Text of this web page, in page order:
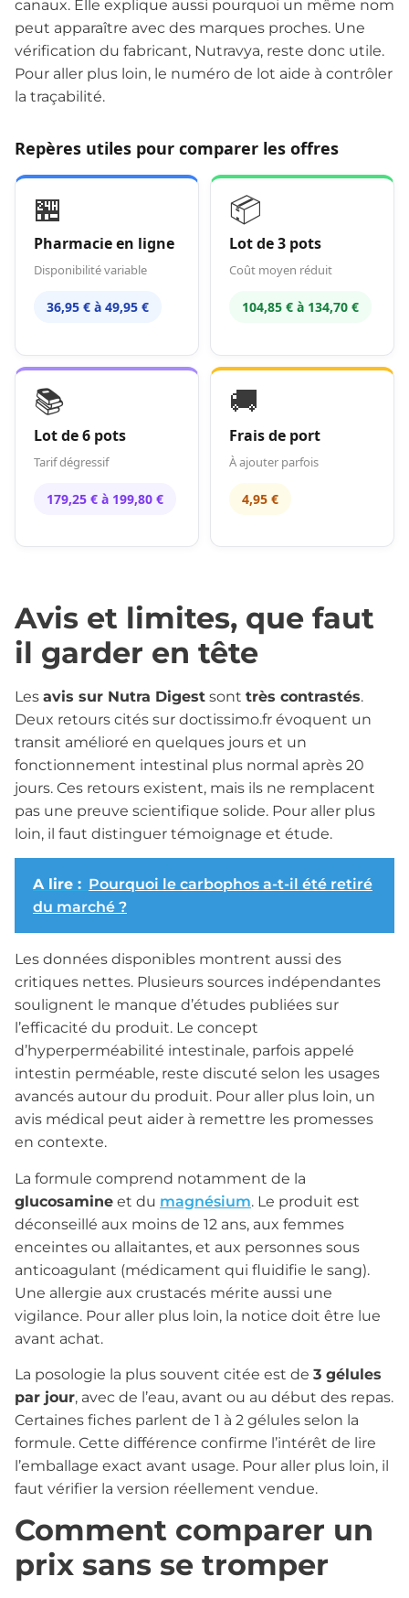
canaux. Elle explique aussi pourquoi un même nom
peut apparaître avec des marques proches. Une
vérification du fabricant, Nutravya, reste donc utile.
Pour aller plus loin, le numéro de lot aide à contrôler
la traçabilité.
Repères utiles pour comparer les offres
🏪
Pharmacie en ligne
Disponibilité variable
36,95 € à 49,95 €
📦
Lot de 3 pots
Coût moyen réduit
104,85 € à 134,70 €
📚
Lot de 6 pots
Tarif dégressif
179,25 € à 199,80 €
🚚
Frais de port
À ajouter parfois
4,95 €
Avis et limites, que faut
il garder en tête
Les avis sur Nutra Digest sont très contrastés.
Deux retours cités sur doctissimo.fr évoquent un
transit amélioré en quelques jours et un
fonctionnement intestinal plus normal après 20
jours. Ces retours existent, mais ils ne remplacent
pas une preuve scientifique solide. Pour aller plus
loin, il faut distinguer témoignage et étude.
A lire : Pourquoi le carbophos a-t-il été retiré
du marché ?
Les données disponibles montrent aussi des
critiques nettes. Plusieurs sources indépendantes
soulignent le manque d’études publiées sur
l’efficacité du produit. Le concept
d’hyperperméabilité intestinale, parfois appelé
intestin perméable, reste discuté selon les usages
avancés autour du produit. Pour aller plus loin, un
avis médical peut aider à remettre les promesses
en contexte.
La formule comprend notamment de la
glucosamine et du magnésium. Le produit est
déconseillé aux moins de 12 ans, aux femmes
enceintes ou allaitantes, et aux personnes sous
anticoagulant (médicament qui fluidifie le sang).
Une allergie aux crustacés mérite aussi une
vigilance. Pour aller plus loin, la notice doit être lue
avant achat.
La posologie la plus souvent citée est de 3 gélules
par jour, avec de l’eau, avant ou au début des repas.
Certaines fiches parlent de 1 à 2 gélules selon la
formule. Cette différence confirme l’intérêt de lire
l’emballage exact avant usage. Pour aller plus loin, il
faut vérifier la version réellement vendue.
Comment comparer un
prix sans se tromper